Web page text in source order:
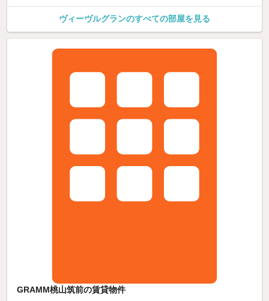
ヴィーヴルグランのすべての部屋を見る
GRAMM桃山筑前の賃貸物件